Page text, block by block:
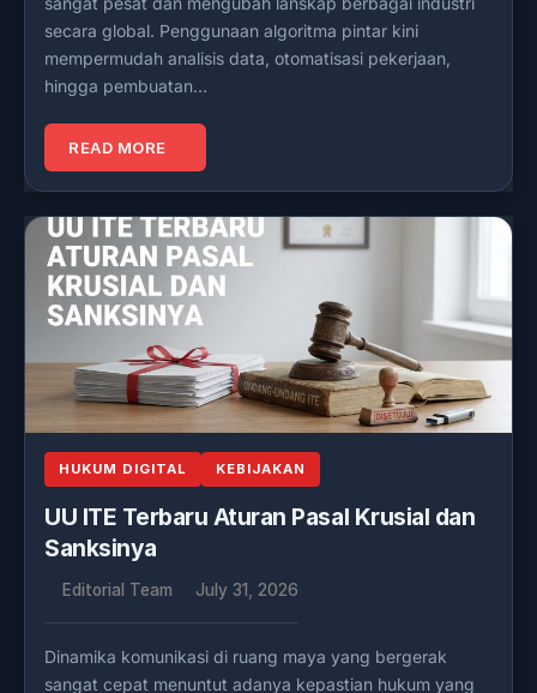
secara global. Penggunaan algoritma pintar kini
mempermudah analisis data, otomatisasi pekerjaan,
hingga pembuatan…
READ MORE
HUKUM DIGITAL KEBIJAKAN
UU ITE Terbaru Aturan Pasal Krusial dan
Sanksinya
Editorial Team July 31, 2026
Dinamika komunikasi di ruang maya yang bergerak
sangat cepat menuntut adanya kepastian hukum yang